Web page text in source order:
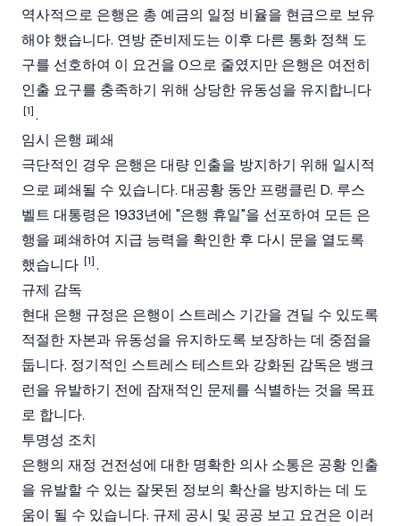
역사적으로 은행은 총 예금의 일정 비율을 현금으로 보유
해야 했습니다. 연방 준비제도는 이후 다른 통화 정책 도
구를 선호하여 이 요건을 0으로 줄였지만 은행은 여전히
인출 요구를 충족하기 위해 상당한 유동성을 유지합니다
[1].
임시 은행 폐쇄
극단적인 경우 은행은 대량 인출을 방지하기 위해 일시적
으로 폐쇄될 수 있습니다. 대공황 동안 프랭클린 D. 루스
벨트 대통령은 1933년에 "은행 휴일"을 선포하여 모든 은
행을 폐쇄하여 지급 능력을 확인한 후 다시 문을 열도록
했습니다 [1].
규제 감독
현대 은행 규정은 은행이 스트레스 기간을 견딜 수 있도록
적절한 자본과 유동성을 유지하도록 보장하는 데 중점을
둡니다. 정기적인 스트레스 테스트와 강화된 감독은 뱅크
런을 유발하기 전에 잠재적인 문제를 식별하는 것을 목표
로 합니다.
투명성 조치
은행의 재정 건전성에 대한 명확한 의사 소통은 공황 인출
을 유발할 수 있는 잘못된 정보의 확산을 방지하는 데 도
움이 될 수 있습니다. 규제 공시 및 공공 보고 요건은 이러